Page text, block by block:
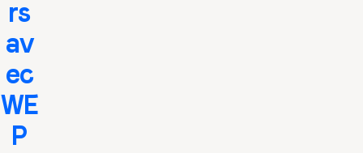
rs
av
ec
WE
P